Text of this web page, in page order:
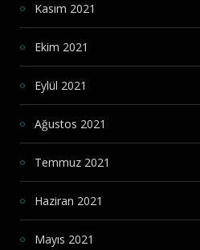
Kasım 2021
Ekim 2021
Eylül 2021
Ağustos 2021
Temmuz 2021
Haziran 2021
Mayıs 2021